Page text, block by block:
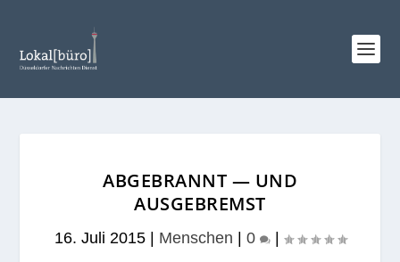
ABGEBRANNT — UND
AUSGEBREMST
16. Juli 2015| Menschen 0 |